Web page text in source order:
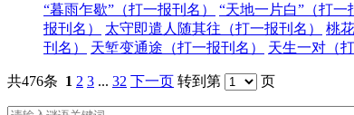
“暮雨乍歇”（打一报刊名） “天地一片白”（打一
报刊名）
太守即遣人随其往（打一报刊名） 桃
刊名）
天堑变通途（打一报刊名） 天生一对（
共476条 1 2 3 ... 32 下一页 转到第 页